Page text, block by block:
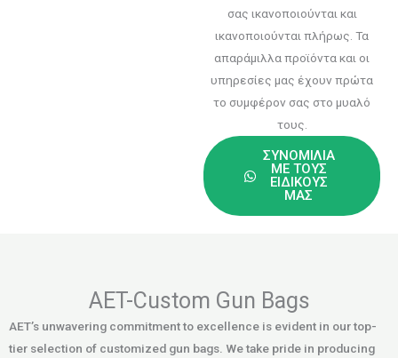
σας ικανοποιούνται και
ικανοποιούνται πλήρως. Τα
απαράμιλλα προϊόντα και οι
υπηρεσίες μας έχουν πρώτα
το συμφέρον σας στο μυαλό
τους.
ΣΥΝΟΜΙΛΊΑ
ΜΕ ΤΟΥΣ
ΕΙΔΙΚΟΎΣ
ΜΑΣ
AET-Custom Gun Bags
AET’s unwavering commitment to excellence is evident in our top-
tier selection of customized gun bags. We take pride in producing